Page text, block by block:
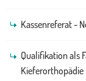
Kassenreferat -
Qualifikation als
Kieferorthopädie